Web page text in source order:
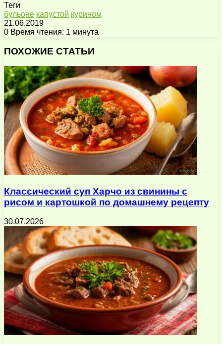
Теги
бульоне капустой курином
21.06.2019
0 Время чтения: 1 минута
через
почту
ПОХОЖИЕ СТАТЬИ
Классический суп Харчо из свинины с
рисом и картошкой по домашнему рецепту
30.07.2026